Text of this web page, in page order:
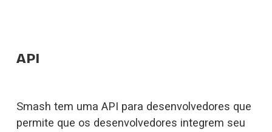
API
Smash tem uma API para desenvolvedores que
permite que os desenvolvedores integrem seu